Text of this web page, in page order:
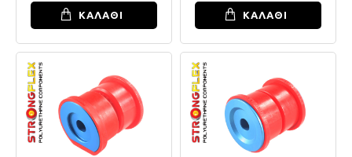
ΚΑΛΑΘΙ ΚΑΛΑΘΙ